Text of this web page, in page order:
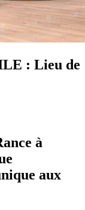
: Lieu de
à
aux